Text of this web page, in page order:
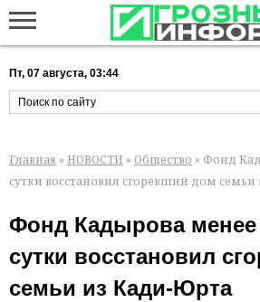
Пт, 07 августа, 03:44
Главная » НОВОСТИ » Общество » Фонд
сутки восстановил сгоревший дом
Фонд Кадырова менее
сутки восстановил
семьи из Кади-Юрта